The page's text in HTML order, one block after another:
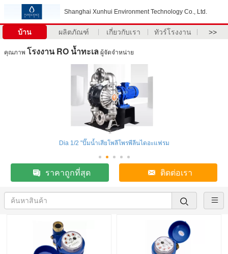
Shanghai Xunhui Environment Technology Co., Ltd.
บ้าน ผลิตภัณฑ์ เกี่ยวกับเรา ทัวร์โรงงาน >>
คุณภาพ โรงงาน RO น้ำทะเล ผู้จัดจำหน่าย
Dia 1/2 "ปั๊มน้ำเสียโพลีโพรพีลีนไดอะแฟรม
ราคาถูกที่สุด ติดต่อเรา